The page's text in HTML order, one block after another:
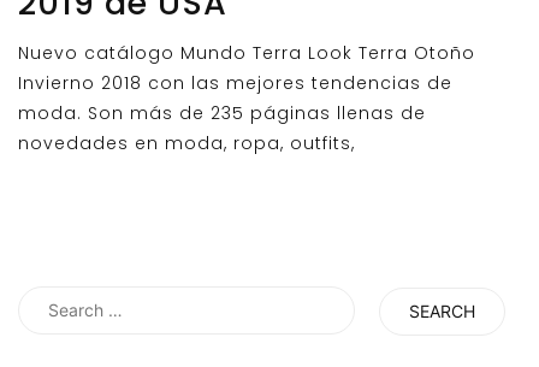
Nuevo catálogo Mundo Terra Look Terra Otoño
Invierno 2018 con las mejores tendencias de
moda. Son más de 235 páginas llenas de
novedades en moda, ropa, outfits,
Search